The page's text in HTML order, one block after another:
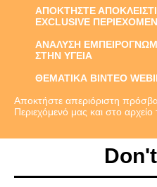
ΑΠΟΚΤΗΣΤΕ
EXCLUSIVE
ΑΝΑΛΥΣΗ
ΣΤΗΝ ΥΓΕΙΑ
ΘΕΜΑΤΙΚΑ ΒΙΝΤΕΟ
Αποκτήστε απεριόριστη
Περιεχόμενό μας και στο